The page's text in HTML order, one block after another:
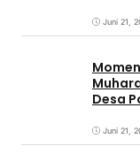
Juni 21,
Desa
Juni 21,